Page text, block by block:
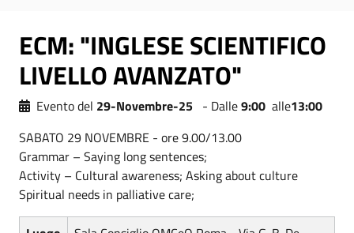
ECM: "INGLESE SCIENTIFICO
LIVELLO AVANZATO"
Evento del 29-Novembre-25 - Dalle9:00 alle13:00
SABATO 29 NOVEMBRE - ore 9.00/13.00
Grammar – Saying long sentences;
Activity – Cultural awareness; Asking about culture
Spiritual needs in palliative care;